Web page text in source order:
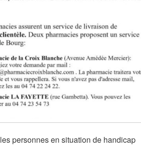
personnes en situation de handicap